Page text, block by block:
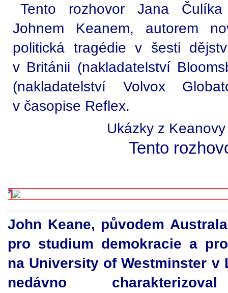
Tento rozhovor Jana
Johnem Keanem, autorem
politická tragédie v šesti
v Británii (nakladatelství
(nakladatelství Volvox
v časopise Reflex.
Ukázky z
Tento
John Keane, původem
pro studium demokracie a
na University of Westminster v
nedávno